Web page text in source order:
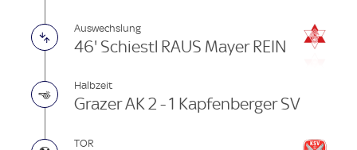
Auswechslung
46' Schiestl RAUS Mayer REIN
Halbzeit
Grazer AK 2 - 1 Kapfenberger SV
TOR